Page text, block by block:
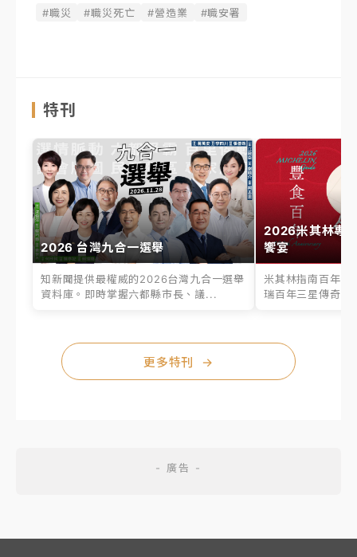
#職災 #職災死亡 #營造業 #職安署
特刊
2026 台灣九合一選舉
知新聞提供最權威的2026台灣九合一選舉
資料庫。即時掌握六都縣市長、議...
2026米其林專
饗宴
米其林指南百年之
瑞百年三星傳奇、
更多特刊 →